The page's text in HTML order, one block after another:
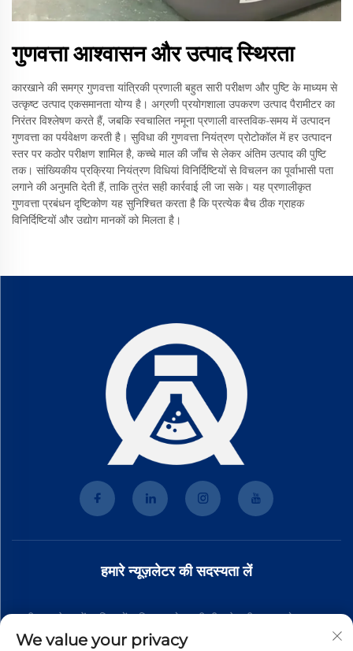
गुणवत्ता आश्वासन और उत्पाद स्थिरता
कारखाने की समग्र गुणवत्ता यांत्रिकी प्रणाली बहुत सारी परीक्षण और पुष्टि के माध्यम से
उत्कृष्ट उत्पाद एकसमानता योग्य है। अग्रणी प्रयोगशाला उपकरण उत्पाद पैरामीटर का
निरंतर विश्लेषण करते हैं, जबकि स्वचालित नमूना प्रणाली वास्तविक-समय में उत्पादन
गुणवत्ता का पर्यवेक्षण करती है। सुविधा की गुणवत्ता नियंत्रण प्रोटोकॉल में हर उत्पादन
स्तर पर कठोर परीक्षण शामिल है, कच्चे माल की जाँच से लेकर अंतिम उत्पाद की पुष्टि
तक। सांख्यिकीय प्रक्रिया नियंत्रण विधियां विनिर्दिष्टियों से विचलन का पूर्वाभासी पता
लगाने की अनुमति देती हैं, ताकि तुरंत सही कार्रवाई ली जा सके। यह प्रणालीकृत
गुणवत्ता प्रबंधन दृष्टिकोण यह सुनिश्चित करता है कि प्रत्येक बैच ठीक ग्राहक
विनिर्दिष्टियों और उद्योग मानकों को मिलता है।
हमारे न्यूज़लेटर की सदस्यता लें
हमारी न्यूज़लेटर में शामिल हों ताकि आपको हमारी टीम से नवीनतम उद्योग समाचार,
अपडेट और अंतर्दृष्टि प्राप्त हो।
We value your privacy